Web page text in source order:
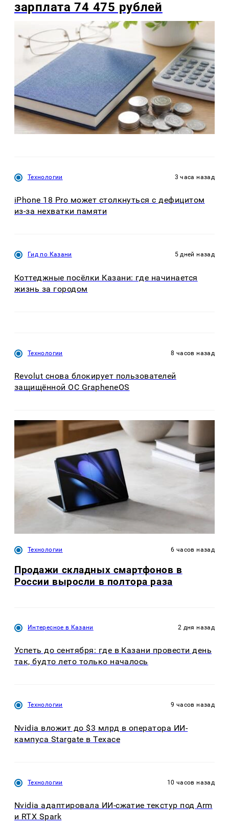
зарплата 74 475 рублей
Технологии 3 часа назад
iPhone 18 Pro может столкнуться с дефицитом
из-за нехватки памяти
Гид по Казани 5 дней назад
Коттеджные посёлки Казани: где начинается
жизнь за городом
Технологии 8 часов назад
Revolut снова блокирует пользователей
защищённой ОС GrapheneOS
Технологии 6 часов назад
Продажи складных смартфонов в
России выросли в полтора раза
Интересное в Казани 2 дня назад
Успеть до сентября: где в Казани провести день
так, будто лето только началось
Технологии 9 часов назад
Nvidia вложит до $3 млрд в оператора ИИ-
кампуса Stargate в Техасе
Технологии 10 часов назад
Nvidia адаптировала ИИ-сжатие текстур под Arm
и RTX Spark